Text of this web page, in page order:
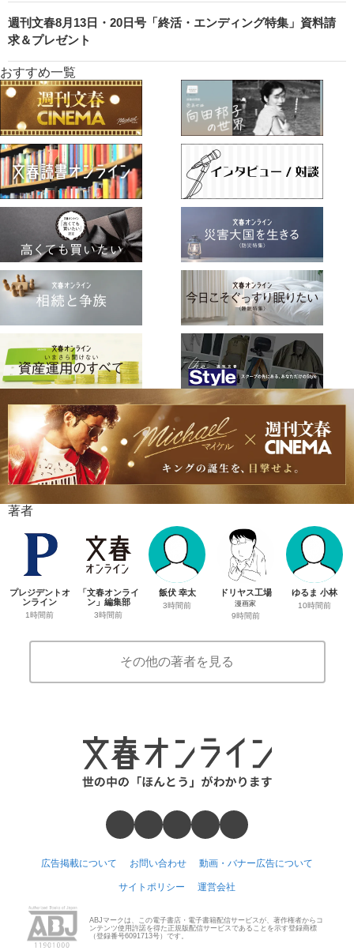
週刊文春8月13日・20日号「終活・エンディング特集」資料請
求＆プレゼント
おすすめ一覧
著者
プレジデントオ
ンライン
1時間前
「文春オンライ
ン」編集部
3時間前
飯伏 幸太
3時間前
ドリヤス工場
漫画家
9時間前
ゆるま 小林
10時間前
その他の著者を見る
広告掲載について お問い合わせ 動画・バナー広告について
サイトポリシー 運営会社
ABJマークは、この電子書店・電子書籍配信サービスが、著作権者からコ
ンテンツ使用許諾を得た正規版配信サービスであることを示す登録商標
（登録番号6091713号）です。